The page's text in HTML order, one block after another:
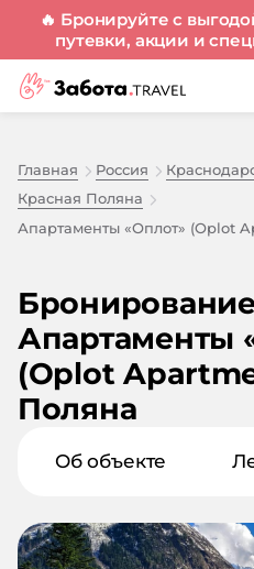
🔥 Бронируйте с
путевки, акции и
Главная Россия
Красная Поляна
Апартаменты «Оплот» (Oplot
Апартаменты
(Oplot
Поляна
Об объекте